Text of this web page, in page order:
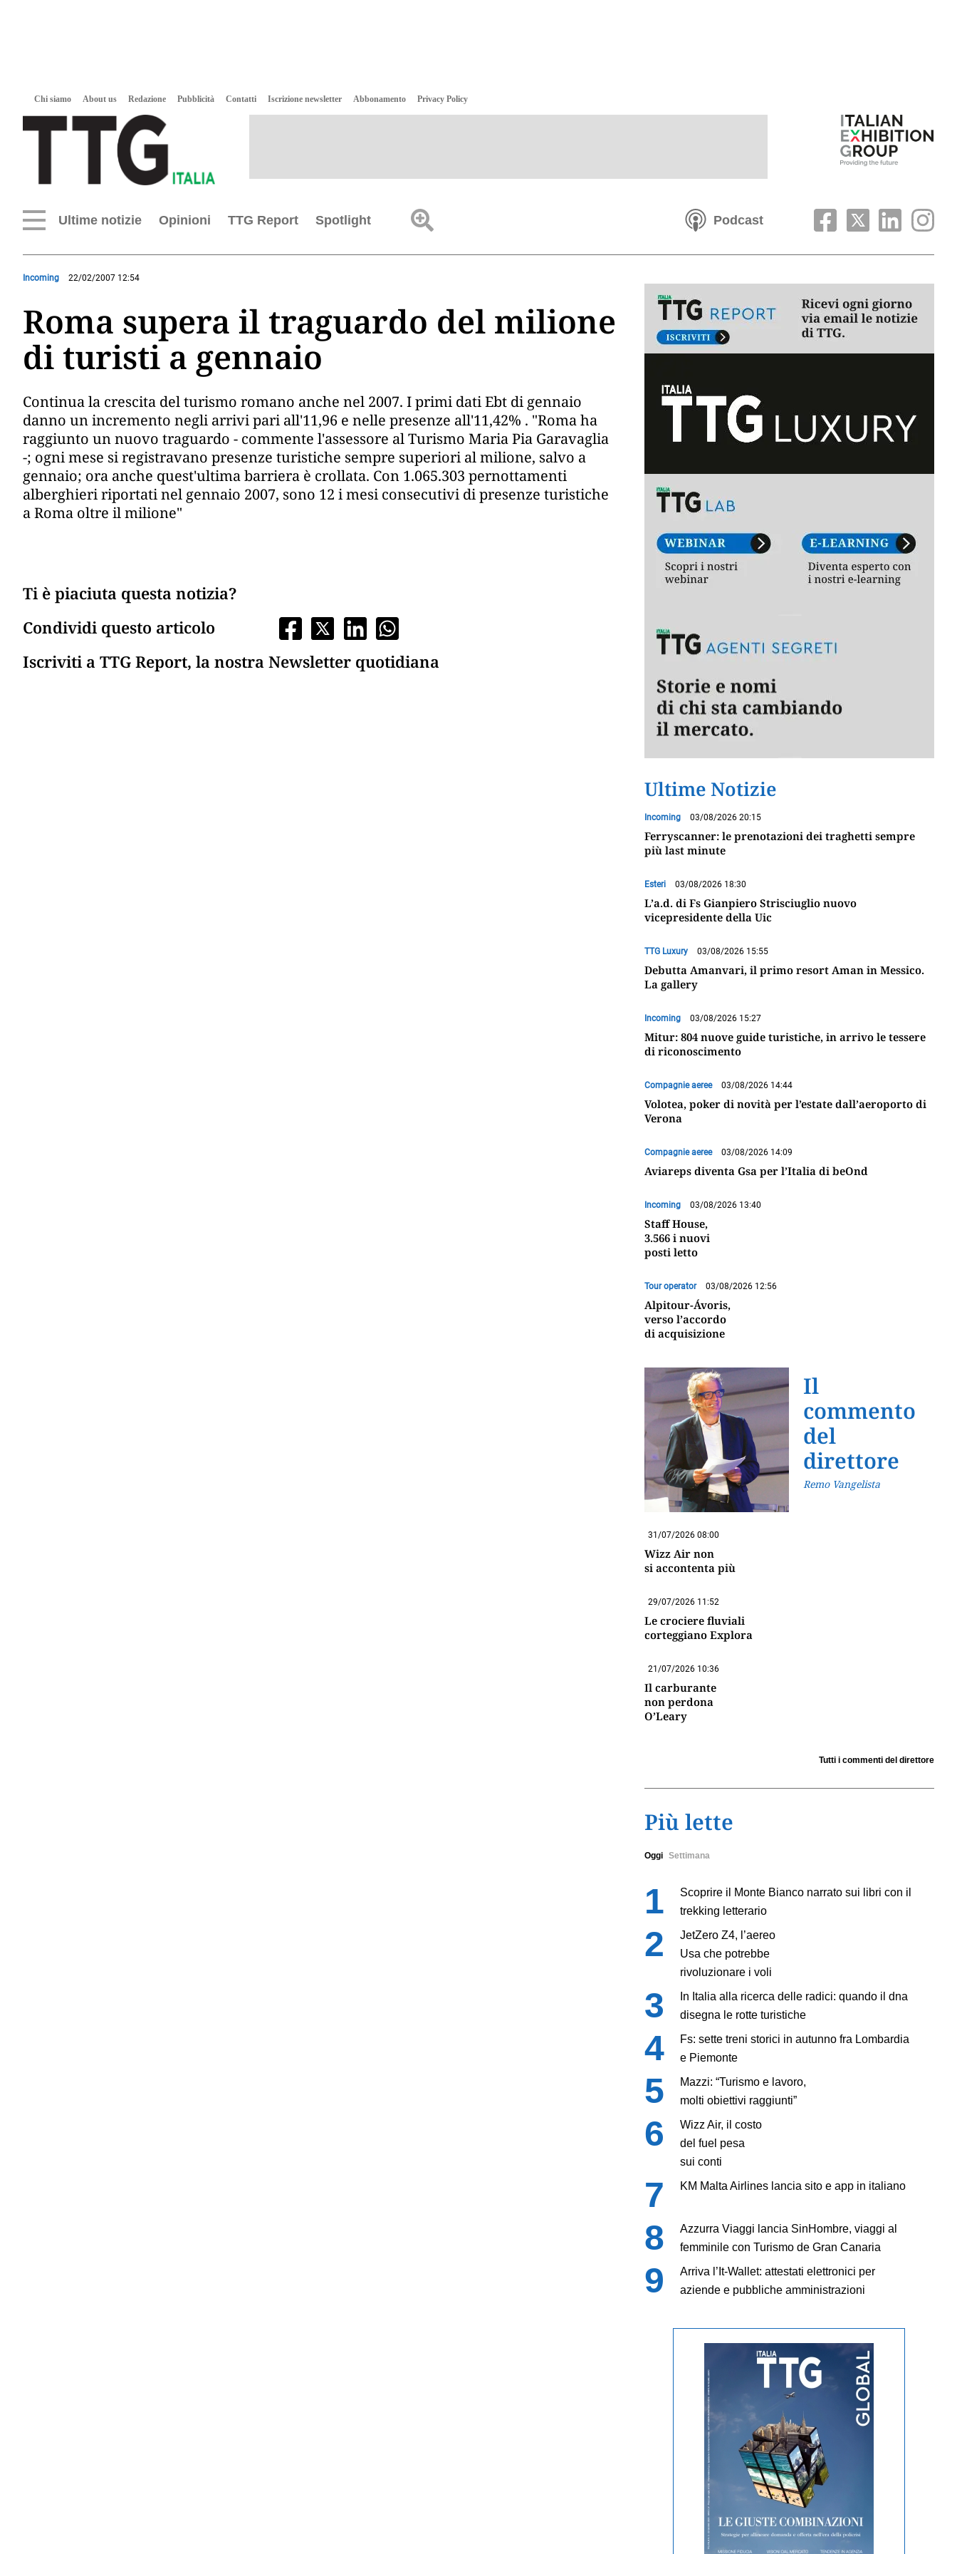
Chi siamo About us Redazione Pubblicità Contatti Iscrizione newsletter Abbonamento Privacy Policy
Ultime notizie Opinioni TTG Report Spotlight Podcast
Incoming 22/02/2007 12:54
Roma supera il traguardo del milione
di turisti a gennaio
Continua la crescita del turismo romano anche nel 2007. I primi dati Ebt di gennaio
danno un incremento negli arrivi pari all'11,96 e nelle presenze all'11,42% . "Roma ha
raggiunto un nuovo traguardo - commente l'assessore al Turismo Maria Pia Garavaglia
-; ogni mese si registravano presenze turistiche sempre superiori al milione, salvo a
gennaio; ora anche quest'ultima barriera è crollata. Con 1.065.303 pernottamenti
alberghieri riportati nel gennaio 2007, sono 12 i mesi consecutivi di presenze turistiche
a Roma oltre il milione"
Ti è piaciuta questa notizia?
Condividi questo articolo
Iscriviti a TTG Report, la nostra Newsletter quotidiana
Ultime Notizie
Incoming 03/08/2026 20:15
Ferryscanner: le prenotazioni dei traghetti sempre
più last minute
Esteri 03/08/2026 18:30
L’a.d. di Fs Gianpiero Strisciuglio nuovo
vicepresidente della Uic
TTG Luxury 03/08/2026 15:55
Debutta Amanvari, il primo resort Aman in Messico.
La gallery
Incoming 03/08/2026 15:27
Mitur: 804 nuove guide turistiche, in arrivo le tessere
di riconoscimento
Compagnie aeree 03/08/2026 14:44
Volotea, poker di novità per l’estate dall’aeroporto di
Verona
Compagnie aeree 03/08/2026 14:09
Aviareps diventa Gsa per l’Italia di beOnd
Incoming 03/08/2026 13:40
Staff House,
3.566 i nuovi
posti letto
Tour operator 03/08/2026 12:56
Alpitour-Ávoris,
verso l’accordo
di acquisizione
Il
commento
del
direttore
Remo Vangelista
31/07/2026 08:00
Wizz Air non
si accontenta più
29/07/2026 11:52
Le crociere fluviali
corteggiano Explora
21/07/2026 10:36
Il carburante
non perdona
O’Leary
Tutti i commenti del direttore
Più lette
Oggi Settimana
Scoprire il Monte Bianco narrato sui libri con il
trekking letterario
JetZero Z4, l’aereo
Usa che potrebbe
rivoluzionare i voli
In Italia alla ricerca delle radici: quando il dna
disegna le rotte turistiche
Fs: sette treni storici in autunno fra Lombardia
e Piemonte
Mazzi: “Turismo e lavoro,
molti obiettivi raggiunti”
Wizz Air, il costo
del fuel pesa
sui conti
KM Malta Airlines lancia sito e app in italiano
Azzurra Viaggi lancia SinHombre, viaggi al
femminile con Turismo de Gran Canaria
Arriva l’It-Wallet: attestati elettronici per
aziende e pubbliche amministrazioni